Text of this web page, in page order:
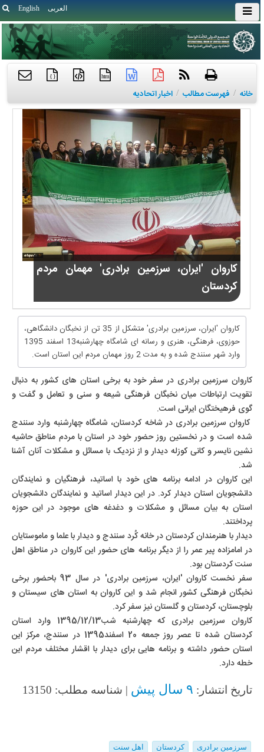
English العربی
htm
{ }
خانه / فهرست مطالب / اخبار اتحادیه
کاروان 'ایران، سرزمین برادری' مهمان مردم
کردستان
کاروان 'ایران، سرزمین برادری' متشکل از 35 تن از نخبگان دانشگاهی،
حوزوی، فرهنگی، هنری و رسانه ای شامگاه چهارشنبه13 اسفند 1395
وارد شهر سنندج شده و به مدت 2 روز مهمان مردم این استان است.
کاروان سرزمین برادری در سفر خود به برخی استان های کشور به دنبال
تقویت ارتباطات میان نخبگان فرهنگی شیعه و سنی و تعامل و گفت‌ و
گوی فرهیختگان ایرانی است.
کاروان سرزمین برادری در شاخه کردستان، شامگاه چهارشنبه وارد سنندج
شده است و در نخستین روز حضور خود در استان با مردم مناطق حاشیه
نشین نایسر و کانی کوزله دیدار و از نزدیک با مسائل و مشکلات آنان آشنا
شد.
این کاروان در ادامه برنامه های خود با اساتید، فرهنگیان و نمایندگان
دانشجویان استان دیدار کرد. در این دیدار اساتید و نمایندگان دانشجویان
استان به بیان مسائل و مشکلات و دغدغه های موجود در این حوزه
پرداختند.
دیدار با هنرمندان کردستان در خانه کُرد سنندج و دیدار با علما و ماموستایان
در امامزاده پیر عمر را از دیگر برنامه های حضور این کاروان در مناطق اهل
سنت کردستان بود.
سفر نخست کاروان 'ایران، سرزمین برادری' در سال 93 باحضور برخی
نخبگان فرهنگی کشور انجام شد و این کاروان به استان های سیستان و
بلوچستان، کردستان و گلستان نیز سفر کرد.
کاروان سرزمین برادری که چهارشنبه شب1395/12/13 وارد استان
کردستان شده تا عصر روز جمعه 20 اسفند1395 در سنندج، مرکز این
استان حضور داشته و برنامه هایی برای دیدار با اقشار مختلف مردم این
خطه دارد.
تاریخ انتشار: ۹ سال پیش | شناسه مطلب: 13150
سرزمین برادری کردستان اهل سنت